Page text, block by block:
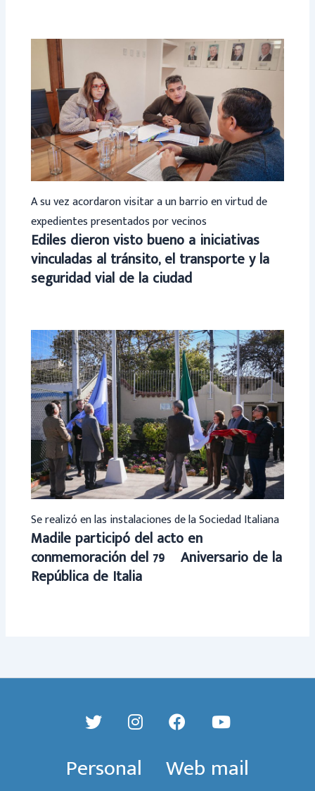
A su vez acordaron visitar a un barrio en virtud de
expedientes presentados por vecinos
Ediles dieron visto bueno a iniciativas
vinculadas al tránsito, el transporte y la
seguridad vial de la ciudad
Se realizó en las instalaciones de la Sociedad Italiana
Madile participó del acto en
conmemoración del 79º Aniversario de la
República de Italia
Personal Web mail